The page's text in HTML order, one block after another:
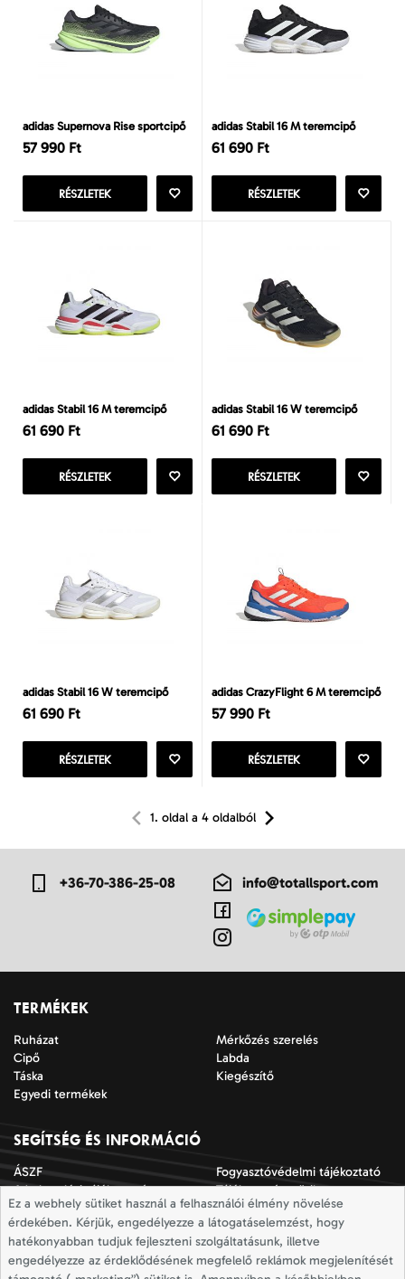
adidas Supernova Rise sportcipő
57 990 Ft
RÉSZLETEK
adidas Stabil 16 M teremcipő
61 690 Ft
RÉSZLETEK
adidas Stabil 16 M teremcipő
61 690 Ft
RÉSZLETEK
adidas Stabil 16 W teremcipő
61 690 Ft
RÉSZLETEK
adidas Stabil 16 W teremcipő
61 690 Ft
RÉSZLETEK
adidas CrazyFlight 6 M teremcipő
57 990 Ft
RÉSZLETEK
1. oldal a 4 oldalból
+36-70-386-25-08 info@totallsport.com
TERMÉKEK
Ruházat
Mérkőzés szerelés
Cipő
Labda
Táska
Kiegészítő
Egyedi termékek
SEGÍTSÉG ÉS INFORMÁCIÓ
ÁSZF
Fogyasztóvédelmi tájékoztató
Adatkezelési tájékoztató
Tájékoztató a sütik
alkalmazásáról
Jogi nyilatkozat
Impresszum
Elállási nyilatkozat
Mérettáblázatok
Szállítási információk
Elállás a szerződéstől
Ez a webhely sütiket használ a felhasználói élmény növelése
érdekében. Kérjük, engedélyezze a látogatáselemzést, hogy
hatékonyabban tudjuk fejleszteni szolgáltatásunk, illetve
engedélyezze az érdeklődésének megfelelő reklámok megjelenítését